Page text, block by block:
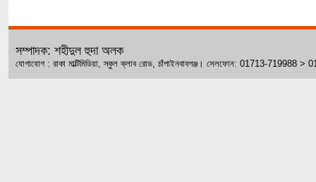
সম্পাদক: শহীদুল হুদা অলক
যোগাযোগ : রাকা মাল্টিমিডিয়া, স্কুল ক্লাব রোড, চাঁপাইনবাবগঞ্জ। সেলফোন: 01713-